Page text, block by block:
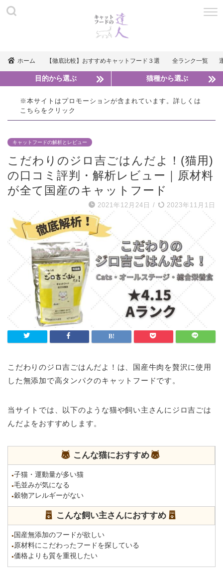
ホーム 【徹底比較】おすすめキャットフード３選 全ランク一覧
目的から選ぶ 猫種から選ぶ
※本サイトはプロモーションが含まれています。詳しくは
こちら をクリック
キャットフードの解析とレビュー
こだわりのジロ吉ごはんだよ！(猫用)
の口コミ評判・解析レビュー｜原材料
が全て国産のキャットフード
2021年12月24日 / 2023年11月1日
こだわりのジロ吉ごはんだよ！は、国産牛肉を贅沢に使用
した無添加で高タンパクのキャットフードです。
当サイトでは、以下のような猫や飼い主さんにジロ吉ごは
んだよをおすすめします。
こんな猫におすすめ
●子猫・運動量が多い猫
●毛並みが気になる
●穀物アレルギーがない
こんな飼い主さんにおすすめ
● 国産無添加のフードが欲しい
● 原材料にこだわったフードを探している
●価格よりも質を重視したい